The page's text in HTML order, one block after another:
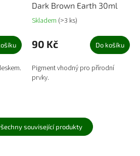
Dark Brown Earth 30ml
Skladem (>3 ks)
90 Kč Do košíku
Pigment vhodný pro přírodní
prvky.
související produkty